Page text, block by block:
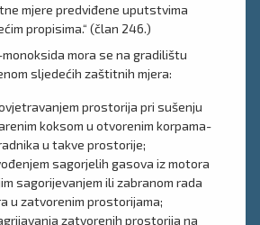
mjere predviđene uputstvima
propisima.“ (član 246.)
monoksida mora se na gradilištu
sljedećih zaštitnih mjera:
prostorija pri sušenju
koksom u otvorenim korpama-
u takve prostorije;
sagorjelih gasova iz motora
sagorijevanjem ili zabranom rada
u zatvorenim prostorijama;
zatvorenih prostorija na